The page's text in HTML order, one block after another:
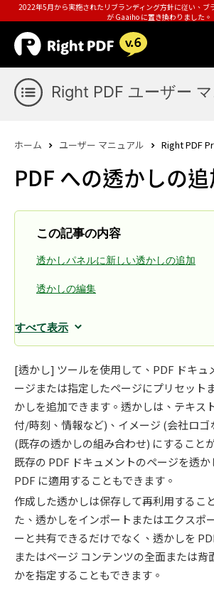
2022年5月から実施されたリブランディング方針に従い、ブ
が Gaaiho に置き換わりました。
Right PDF ユーザー
ホーム ユーザー マニュアル Right PDF
PDF への透かしの
この記事の内容
透かしパネルに新しい透かしの追加
透かしの編集
すべて表示
[透かし] ツールを使用して、PDF ドキュ
ージまたは指定したページにプリセット
かしを追加できます。透かしは、テキス
付/時刻、情報など)、イメージ (会社ロゴ
(既存の透かしの組み合わせ) にすること
既存の PDF ドキュメントのページを透
PDF に適用することもできます。
作成した透かしは保存して再利用するこ
た、透かしをインポートまたはエクスポ
ーと共有できるだけでなく、透かしを
またはページ コンテンツの全面または背
かを指定することもできます。